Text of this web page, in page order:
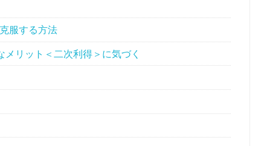
服する方法
リット＜二次利得＞に気づく